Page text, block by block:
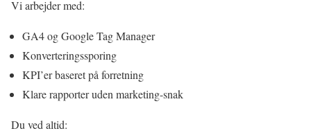
Vi arbejder med:
GA4 og Google Tag Manager
Konverteringssporing
KPI’er baseret på forretning
Klare rapporter uden marketing-snak
Du ved altid: